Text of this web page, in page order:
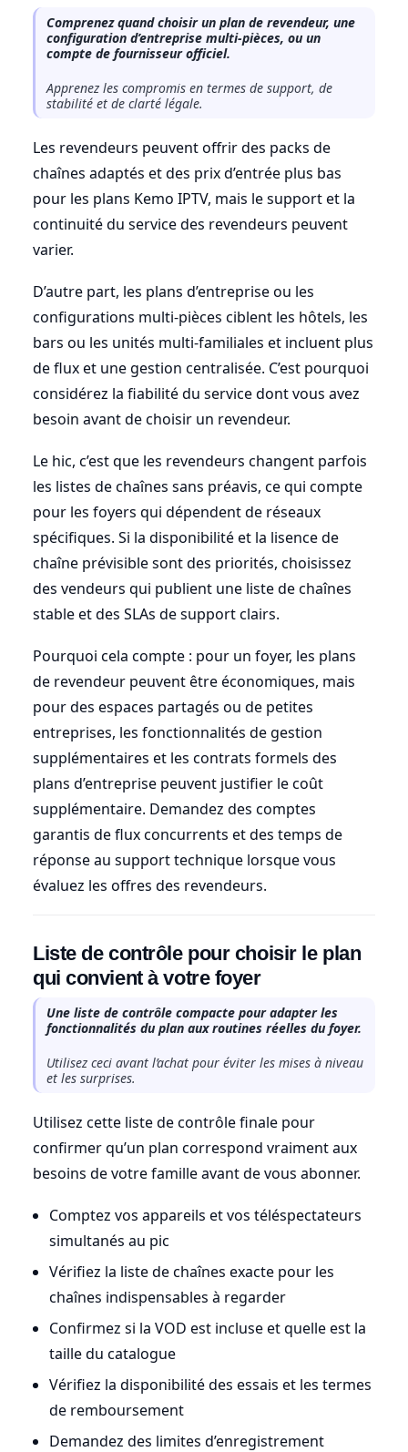
Comprenez quand choisir un plan de revendeur, une
configuration d’entreprise multi-pièces, ou un
compte de fournisseur officiel.
Apprenez les compromis en termes de support, de
stabilité et de clarté légale.
Les revendeurs peuvent offrir des packs de
chaînes adaptés et des prix d’entrée plus bas
pour les plans Kemo IPTV, mais le support et la
continuité du service des revendeurs peuvent
varier.
D’autre part, les plans d’entreprise ou les
configurations multi-pièces ciblent les hôtels, les
bars ou les unités multi-familiales et incluent plus
de flux et une gestion centralisée. C’est pourquoi
considérez la fiabilité du service dont vous avez
besoin avant de choisir un revendeur.
Le hic, c’est que les revendeurs changent parfois
les listes de chaînes sans préavis, ce qui compte
pour les foyers qui dépendent de réseaux
spécifiques. Si la disponibilité et la lisence de
chaîne prévisible sont des priorités, choisissez
des vendeurs qui publient une liste de chaînes
stable et des SLAs de support clairs.
Pourquoi cela compte : pour un foyer, les plans
de revendeur peuvent être économiques, mais
pour des espaces partagés ou de petites
entreprises, les fonctionnalités de gestion
supplémentaires et les contrats formels des
plans d’entreprise peuvent justifier le coût
supplémentaire. Demandez des comptes
garantis de flux concurrents et des temps de
réponse au support technique lorsque vous
évaluez les offres des revendeurs.
Liste de contrôle pour choisir le plan
qui convient à votre foyer
Une liste de contrôle compacte pour adapter les
fonctionnalités du plan aux routines réelles du foyer.
Utilisez ceci avant l’achat pour éviter les mises à niveau
et les surprises.
Utilisez cette liste de contrôle finale pour
confirmer qu’un plan correspond vraiment aux
besoins de votre famille avant de vous abonner.
Comptez vos appareils et vos téléspectateurs
simultanés au pic
Vérifiez la liste de chaînes exacte pour les
chaînes indispensables à regarder
Confirmez si la VOD est incluse et quelle est la
taille du catalogue
Vérifiez la disponibilité des essais et les termes
de remboursement
Demandez des limites d’enregistrement